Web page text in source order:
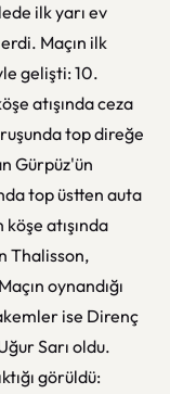
ilk yarı ev
Maçın ilk
gelişti: 10.
atışında ceza
top direğe
Gürpüz'ün
top üstten auta
atışında
Thalisson,
oynandığı
ise Direnç
Sarı oldu.
görüldü: